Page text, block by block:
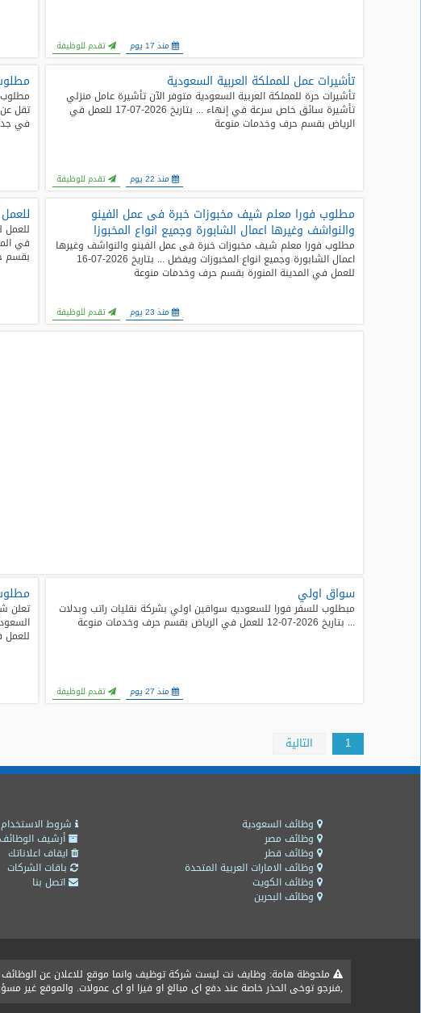
منذ 17 يوم تقدم للوظيفة
تأشيرات عمل للمملكة العربية السعودية
تأشيرات حرة للمملكة العربية السعودية متوفر الآن تأشيرة عامل منزلي
تأشيرة سائق خاص سرعة في إنهاء ... بتاريخ 2026-07-17 للعمل في
الرياض بقسم حرف وخدمات منوعة
منذ 22 يوم تقدم للوظيفة
مطلوب
في
مطلوب فورا معلم شيف مخبوزات خبرة فى عمل الفينو
والنواشف وغيرها اعمال الشابورة وجميع انواع المخبوزا
مطلوب فورا معلم شيف مخبوزات خبرة فى عمل الفينو والنواشف وغيرها
اعمال الشابورة وجميع انواع المخبوزات ويفضل ... بتاريخ 2026-07-16
للعمل في المدينة المنورة بقسم حرف وخدمات منوعة
منذ 23 يوم تقدم للوظيفة
بقسم
سواق اولي
مبطلوب للسفر فورا للسعوديه سواقين اولي بشركة نقليات راتب وبدلات
... بتاريخ 2026-07-12 للعمل في الرياض بقسم حرف وخدمات منوعة
منذ 27 يوم تقدم للوظيفة
تعلن
1 التالية
وظائف السعودية
وظائف مصر
وظائف قطر
وظائف الامارات العربية المتحدة
وظائف الكويت
وظائف البحرين
شروط الاستخدام
أرشيف الوظائف
ايقاف اعلاناتك
باقات الشركات
اتصل بنا
ملحوظة هامة: وظايف نت ليست شركة توظيف وانما موقع للاعلان عن الوظائف
,فنرجو توخى الحذر خاصة عند دفع اى مبالغ او فيزا او اى عمولات. والموقع غير